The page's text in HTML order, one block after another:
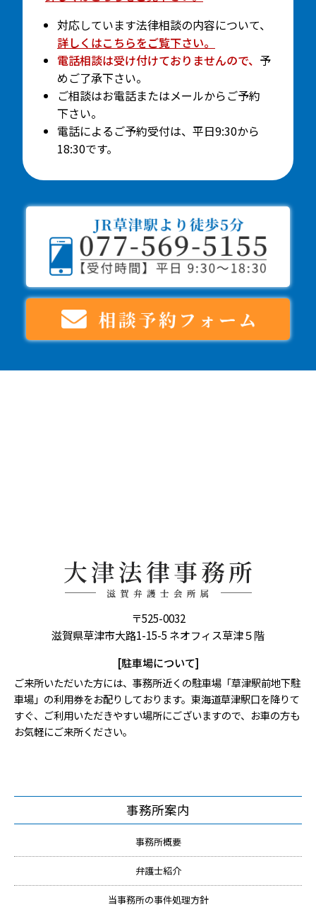
対応しています法律相談の内容について、
詳しくはこちらをご覧下さい。
電話相談は受け付けておりませんので、 予
めご了承下さい。
ご相談はお電話またはメールからご予約
下さい。
電話によるご予約受付は、平日9:30から
18:30です。
〒525-0032
滋賀県草津市大路1-15-5 ネオフィス草津５階
[駐車場について]
ご来所いただいた方には、事務所近くの駐車場「草津駅前地下駐
車場」の利用券をお配りしております。東海道草津駅口を降りて
すぐ、ご利用いただきやすい場所にございますので、お車の方も
お気軽にご来所ください。
事務所案内
事務所概要
弁護士紹介
当事務所の事件処理方針